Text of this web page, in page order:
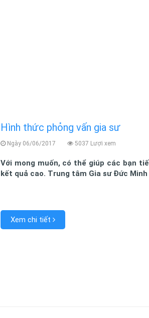
Hình thức phỏng vấn gia sư
Ngày 06/06/2017 5037 Lượi xem
Với mong muốn, có thể giúp các bạn
kết quả cao. Trung tâm Gia sư Đức
Xem chi tiết